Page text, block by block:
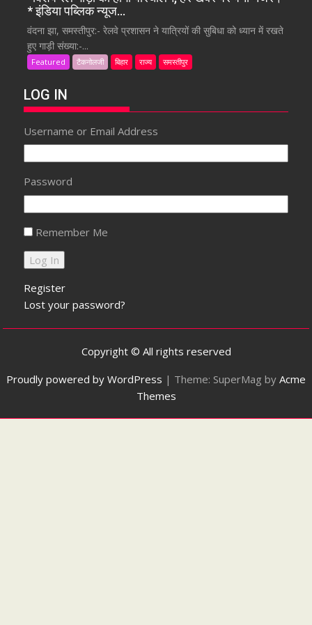
* इंडिया पब्लिक न्यूज…
वंदना झा, समस्तीपुर:- रेलवे प्रशासन ने यात्रियों की सुबिधा को ध्यान में रखते
हुए गाड़ी संख्या:-...
Featured टैकनोलजी बिहार राज्य समस्तीपुर
LOG IN
Username or Email Address
Password
Remember Me
Register
Lost your password?
Copyright © All rights reserved
Proudly powered by WordPress | Theme: SuperMag by Acme
Themes